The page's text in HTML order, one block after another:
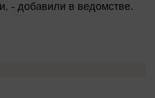
- добавили в ведомстве.